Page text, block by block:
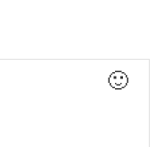
🙂